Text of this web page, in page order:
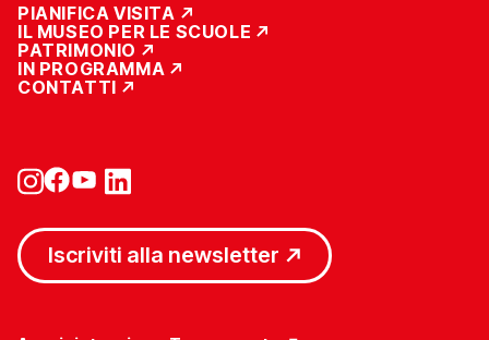
PIANIFICA VISITA
IL MUSEO PER LE SCUOLE
PATRIMONIO
IN PROGRAMMA
CONTATTI
Iscriviti alla newsletter